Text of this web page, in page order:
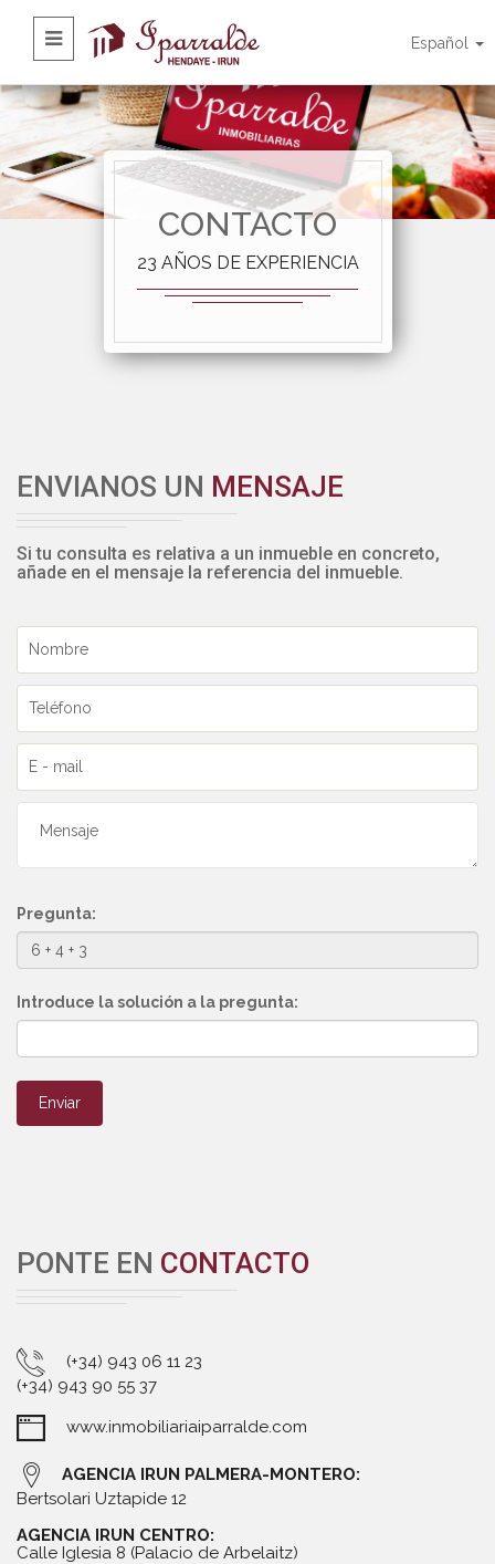
Español
CONTACTO
23 AÑOS DE EXPERIENCIA
ENVIANOS UN MENSAJE
Si tu consulta es relativa a un inmueble en concreto,
añade en el mensaje la referencia del inmueble.
Pregunta:
Introduce la solución a la pregunta:
Enviar
PONTE EN CONTACTO
(+34) 943 06 11 23
(+34) 943 90 55 37
www.inmobiliariaiparralde.com
AGENCIA IRUN PALMERA-MONTERO:
Bertsolari Uztapide 12
AGENCIA IRUN CENTRO:
Calle Iglesia 8 (Palacio de Arbelaitz)